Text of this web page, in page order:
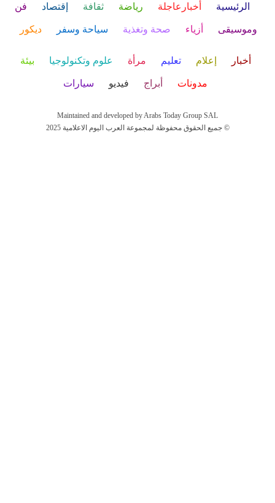
الرئيسية أخبارعاجلة رياضة ثقافة إقتصاد فن
وموسيقى أزياء صحة وتغذية سياحة وسفر ديكور
أخبار إعلام تعليم مرأة علوم وتكنولوجيا بيئة
مدونات أبراج فيديو سيارات
Maintained and developed by Arabs Today Group SAL
جميع الحقوق محفوظة لمجموعة العرب اليوم الاعلامية 2025 ©